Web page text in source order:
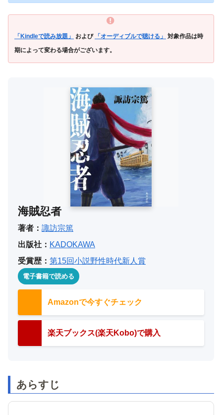
「Kindleで読み放題」 および 「オーディブルで聴ける」
対象作品は時
期によって変わる場合がございます。
海賊忍者
著者： 諏訪宗篤
出版社： KADOKAWA
受賞歴： 第15回小説野性時代新人賞
電子書籍で読める
Amazonで今すぐチェック
楽天ブックス(楽天Kobo)で購入
あらすじ